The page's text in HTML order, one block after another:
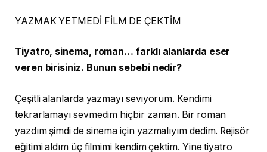
YAZMAK YETMEDİ FİLM DE ÇEKTİM
Tiyatro, sinema, roman… farklı alanlarda eser
veren birisiniz. Bunun sebebi nedir?
Çeşitli alanlarda yazmayı seviyorum. Kendimi
tekrarlamayı sevmedim hiçbir zaman. Bir roman
yazdım şimdi de sinema için yazmalıyım dedim. Rejisör
eğitimi aldım üç filmimi kendim çektim. Yine tiyatro